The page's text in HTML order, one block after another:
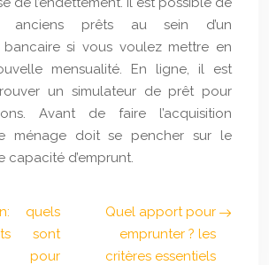
anciens prêts au sein d’un
bancaire si vous voulez mettre en
mensualité. En ligne, il est
un simulateur de prêt pour
Avant de faire l’acquisition
ménage doit se pencher sur le
capacité d’emprunt.
quels
sont
pour
Quel apport pour
emprunter ? les
critères essentiels